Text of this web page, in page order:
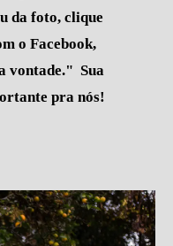
da foto, clique
o Facebook,
vontade." Sua
pra nós!